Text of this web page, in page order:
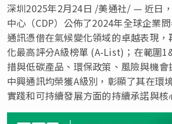
深圳2025年2月24日 /美通社/ — 近日
中心（CDP）公佈了2024年全球企業
通訊憑借在氣候變化領域的卓越表現，
化最高評分A級榜單 (A-List)；在範圍
措與低碳產品、環保政策、風險與機會
中興通訊均榮獲A級別，彰顯了其在環
實踐和可持續發展方面的持續承諾與核